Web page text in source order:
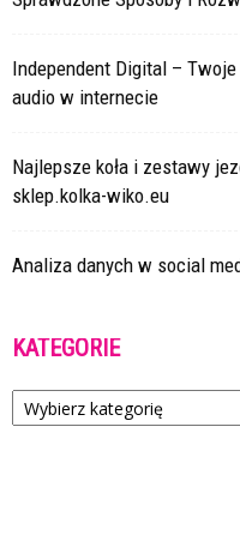
Independent Digital –
audio w internecie
Najlepsze koła i zestawy
sklep.kolka-wiko.eu
Analiza danych w social
KATEGORIE
Kategorie